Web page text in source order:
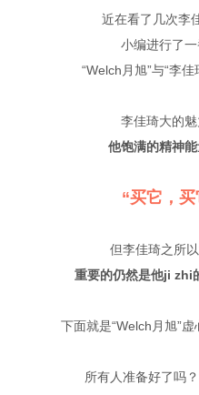
近在看了几次李
小编进行了一
“Welch月旭”与“李
李佳琦大的魅
他饱满的精神能
“买它，
但李佳琦之所以
重要的仍然是他ji zhi
下面就是“Welch月旭”
所有人准备好了吗